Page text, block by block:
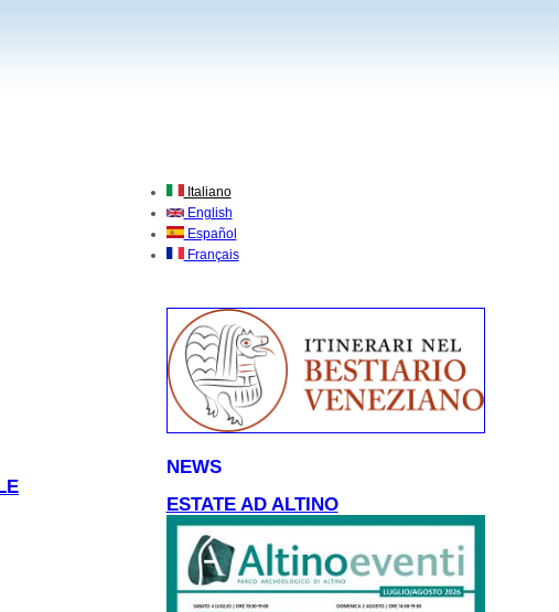
Italiano
English
Español
Français
NEWS
ESTATE AD ALTINO